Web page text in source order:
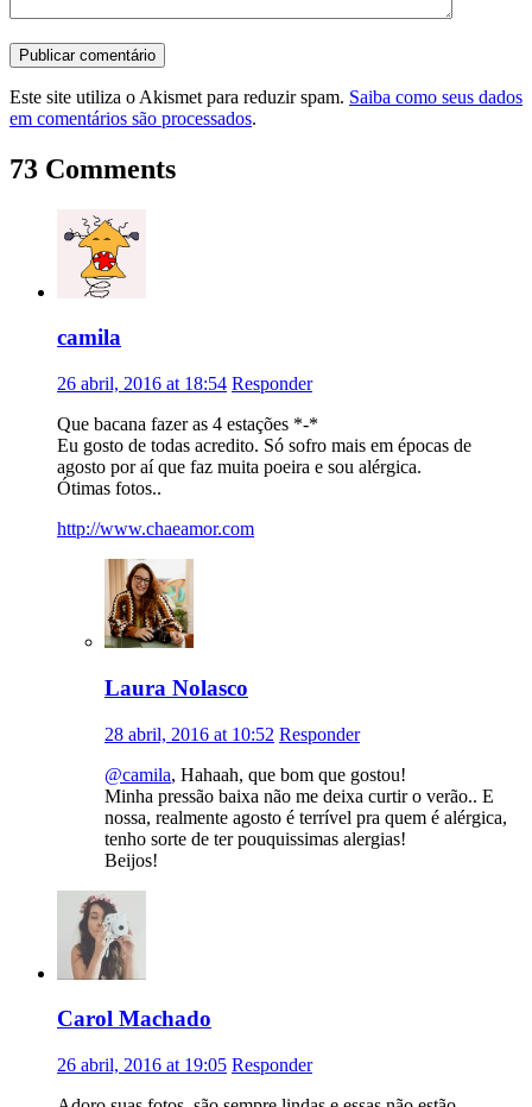
Este site utiliza o Akismet para reduzir spam. Saiba como seus dados
em comentários são processados.
73 Comments
camila
26 abril, 2016 at 18:54 Responder
Que bacana fazer as 4 estações *-*
Eu gosto de todas acredito. Só sofro mais em épocas de
agosto por aí que faz muita poeira e sou alérgica.
Ótimas fotos..
http://www.chaeamor.com
Laura Nolasco
28 abril, 2016 at 10:52 Responder
@camila, Hahaah, que bom que gostou!
Minha pressão baixa não me deixa curtir o verão.. E
nossa, realmente agosto é terrível pra quem é alérgica,
tenho sorte de ter pouquissimas alergias!
Beijos!
Carol Machado
26 abril, 2016 at 19:05 Responder